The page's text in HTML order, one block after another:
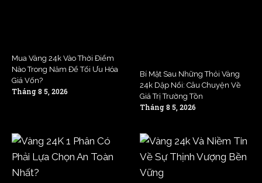
Mua Vàng 24k Vào Thời Điểm
Nào Trong Năm Để Tối Ưu Hóa
Giá Vốn?
Tháng 8 5, 2026
Bí Mật Sau Những Thỏi Vàng
24k Dập Nổi: Câu Chuyện Về
Giá Trị Trường Tồn
Tháng 8 5, 2026